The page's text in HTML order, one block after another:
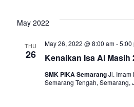
May 2022
THU
26 Kenaikan Isa Al Masih
May 26, 2022 @ 8:00 am-5:00
SMK PIKA SemarangJl. Imam
Semarang Tengah, Semarang,